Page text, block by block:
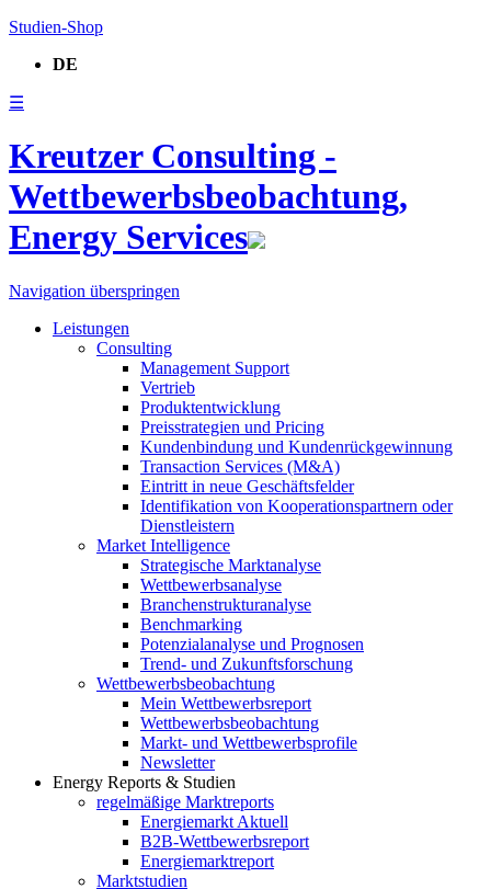
Studien-Shop
DE
☰
Kreutzer Consulting -
Wettbewerbsbeobachtung,
Energy Services
Navigation überspringen
Leistungen
Consulting
Management Support
Vertrieb
Produktentwicklung
Preisstrategien und Pricing
Kundenbindung und Kundenrückgewinnung
Transaction Services (M&A)
Eintritt in neue Geschäftsfelder
Identifikation von Kooperationspartnern oder
Dienstleistern
Market Intelligence
Strategische Marktanalyse
Wettbewerbsanalyse
Branchenstrukturanalyse
Benchmarking
Potenzialanalyse und Prognosen
Trend- und Zukunftsforschung
Wettbewerbs­beobachtung
Mein Wettbewerbsreport
Wettbewerbsbeobachtung
Markt- und Wettbewerbsprofile
Newsletter
Energy Reports & Studien
regelmäßige Marktreports
Energiemarkt Aktuell
B2B-Wettbewerbsreport
Energiemarktreport
Marktstudien